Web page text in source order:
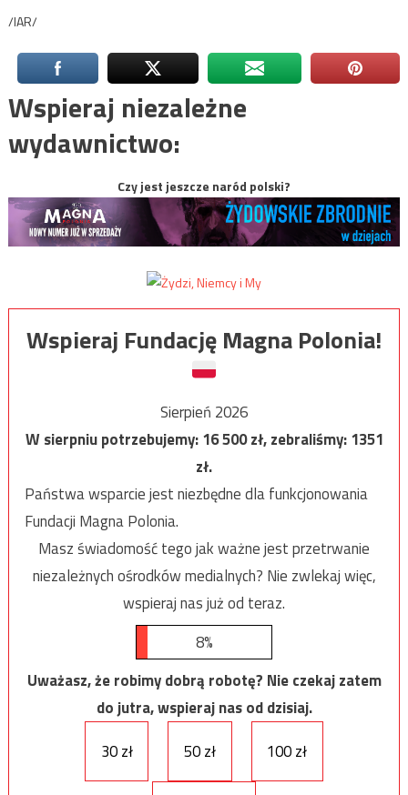
/IAR/
Wspieraj niezależne
wydawnictwo:
Czy jest jeszcze naród polski?
Wspieraj Fundację Magna Polonia!
Sierpień 2026
W sierpniu potrzebujemy:16 500zł, zebraliśmy:1351
zł.
Państwa wsparcie jest niezbędne dla funkcjonowania
Fundacji Magna Polonia.
Masz świadomość tego jak ważne jest przetrwanie
niezależnych ośrodków medialnych? Nie zwlekaj więc,
wspieraj nas już od teraz.
8%
Uważasz, że robimy dobrą robotę? Nie czekaj zatem
do jutra, wspieraj nas od dzisiaj.
30 zł
50 zł 100 zł